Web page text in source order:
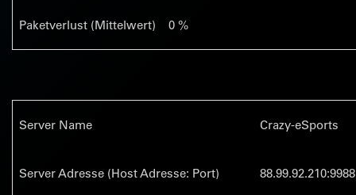
Paketverlust (Mittelwert) 0 %
Server Name Crazy-eSports
Server Adresse (Host Adresse: Port) 88.99.92.210:9988